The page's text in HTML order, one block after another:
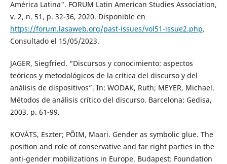
América Latina". FORUM Latin American Studies Association,
v. 2, n. 51, p. 32-36, 2020. Disponible en
https://forum.lasaweb.org/past-issues/vol51-issue2.php.
Consultado el 15/05/2023.
JAGER, Siegfried. “Discursos y conocimiento: aspectos
teóricos y metodológicos de la crítica del discurso y del
análisis de dispositivos”. In: WODAK, Ruth; MEYER, Michael.
Métodos de análisis crítico del discurso. Barcelona: Gedisa,
2003. p. 61-99.
KOVÁTS, Eszter; PÕIM, Maari. Gender as symbolic glue. The
position and role of conservative and far right parties in the
anti-gender mobilizations in Europe. Budapest: Foundation